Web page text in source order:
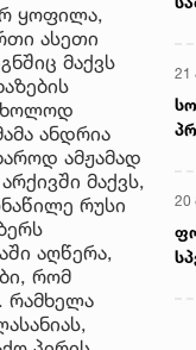
ყოფილა,
ასეთი
მაქვს
ანდრია
ამჟამად
მაქვს,
რუსი
აღწერა,
რომ
რამხელა